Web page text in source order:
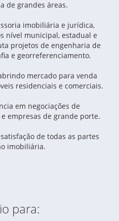
SINGER
M2 NA BR 376 AO
E SIDERQUIMICA
- SÃO JOSÉ DOS
de grandes áreas.
imobiliária e jurídica,
nível municipal, estadual e
projetos de engenharia de
e georreferenciamento.
mercado para venda
residenciais e comerciais.
em negociações de
empresas de grande porte.
de todas as partes
imobiliária.
para: